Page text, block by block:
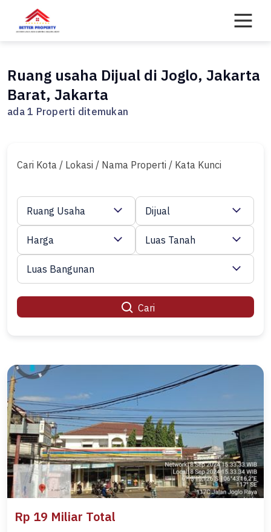
content
Ruang usaha Dijual di Joglo, Jakarta
Barat, Jakarta
ada 1 Properti ditemukan
Cari Kota / Lokasi / Nama Properti / Kata Kunci
Cari
Ruang Usaha Dijual
Harga Luas Tanah
Luas Bangunan
Rp 19 Miliar Total